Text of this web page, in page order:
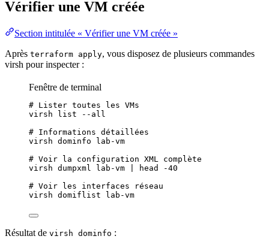
Vérifier une VM créée
Section intitulée « Vérifier une VM créée »
Après terraform apply, vous disposez de plusieurs commandes
virsh pour inspecter :
Fenêtre de terminal
# Lister toutes les VMs
virsh
list
--all
# Informations détaillées
virsh dominfo
lab-vm
# Voir la configuration XML complète
virsh dumpxml lab-vm head
-40
# Voir les interfaces réseau
virsh domiflist lab-vm
Résultat de virsh dominfo :